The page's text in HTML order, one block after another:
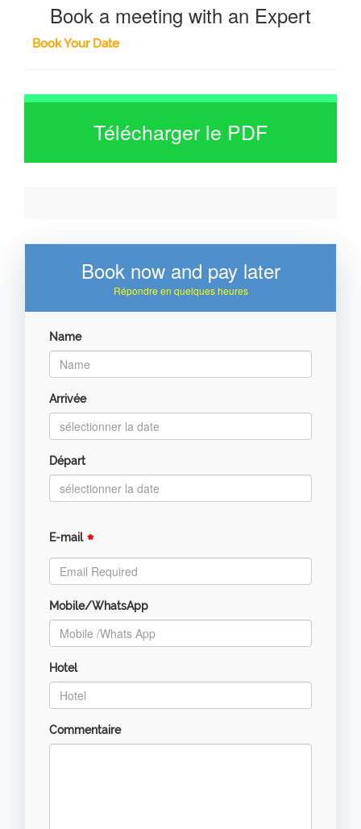
Book a meeting with an Expert
Book Your Date
Télécharger le PDF
Book now and pay later
Répondre en quelques heures
Name
Arrivée
Départ
E-mail *
Mobile/WhatsApp
Hotel
Commentaire